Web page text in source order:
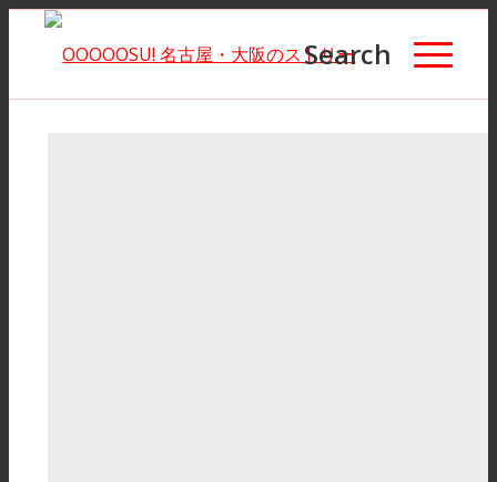
Search